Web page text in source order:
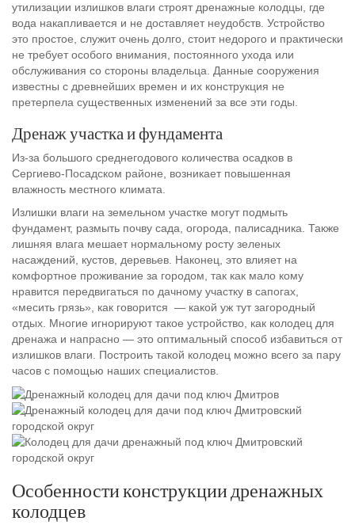
утилизации излишков влаги строят дренажные колодцы, где
вода накапливается и не доставляет неудобств. Устройство
это простое, служит очень долго, стоит недорого и практически
не требует особого внимания, постоянного ухода или
обслуживания со стороны владельца. Данные сооружения
известны с древнейших времен и их конструкция не
претерпела существенных изменений за все эти годы.
Дренаж участка и фундамента
Из-за большого среднегодового количества осадков в
Сергиево-Посадском районе, возникает повышенная
влажность местного климата.
Излишки влаги на земельном участке могут подмыть
фундамент, размыть почву сада, огорода, палисадника. Также
лишняя влага мешает нормальному росту зеленых
насаждений, кустов, деревьев. Наконец, это влияет на
комфортное проживание за городом, так как мало кому
нравится передвигаться по дачному участку в сапогах,
«месить грязь», как говорится — какой уж тут загородный
отдых. Многие игнорируют такое устройство, как колодец для
дренажа и напрасно — это оптимальный способ избавиться от
излишков влаги. Построить такой колодец можно всего за пару
часов с помощью наших специалистов.
Особенности конструкции дренажных
колодцев